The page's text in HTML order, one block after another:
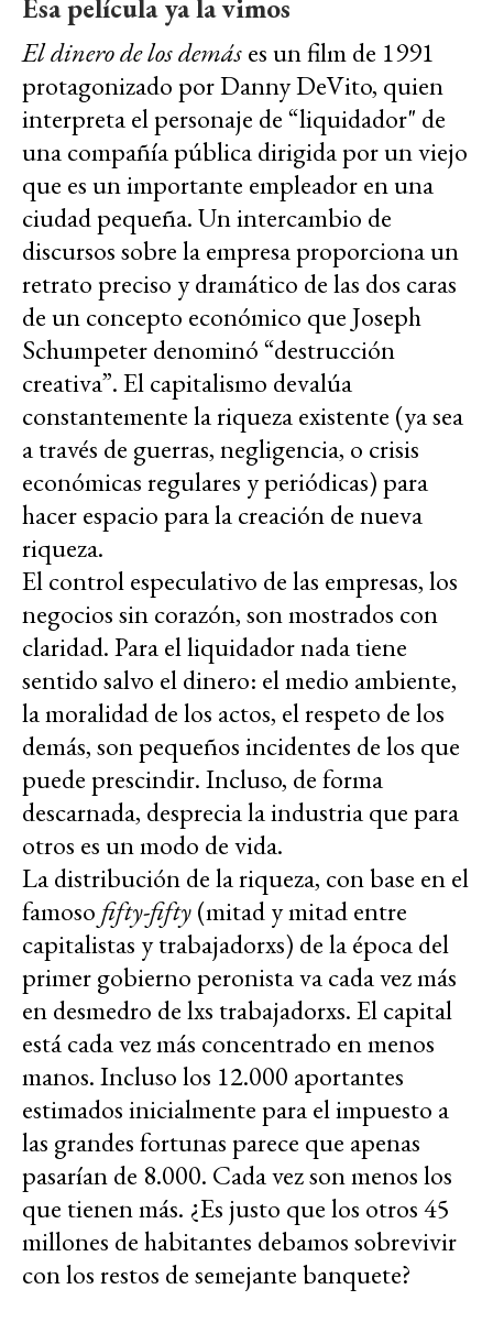
Esa película ya la vimos
El dinero de los demáses un film de 1991
protagonizado por Danny DeVito, quien
interpreta el personaje de “liquidador" de
una compañía pública dirigida por un viejo
que es un importante empleador en una
ciudad pequeña. Un intercambio de
discursos sobre la empresa proporciona un
retrato preciso y dramático de las dos caras
de un concepto económico que Joseph
Schumpeter denominó “destrucción
creativa”. El capitalismo devalúa
constantemente la riqueza existente (ya sea
a través de guerras, negligencia, o crisis
económicas regulares y periódicas) para
hacer espacio para la creación de nueva
riqueza.
El control especulativo de las empresas, los
negocios sin corazón, son mostrados con
claridad. Para el liquidador nada tiene
sentido salvo el dinero: el medio ambiente,
la moralidad de los actos, el respeto de los
demás, son pequeños incidentes de los que
puede prescindir. Incluso, de forma
descarnada, desprecia la industria que para
otros es un modo de vida.
La distribución de la riqueza, con base en el
famoso fifty-fifty(mitad y mitad entre
capitalistas y trabajadorxs) de la época del
primer gobierno peronista va cada vez más
en desmedro de lxs trabajadorxs. El capital
está cada vez más concentrado en menos
manos. Incluso los 12.000 aportantes
estimados inicialmente para el impuesto a
las grandes fortunas parece que apenas
pasarían de 8.000. Cada vez son menos los
que tienen más. ¿Es justo que los otros 45
millones de habitantes debamos sobrevivir
con los restos de semejante banquete?